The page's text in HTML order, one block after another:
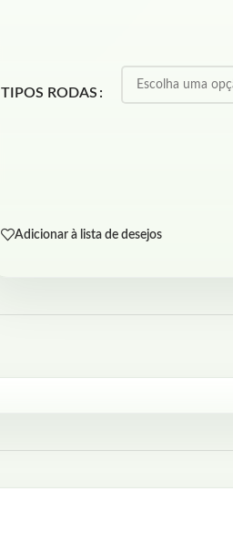
TIPOS RODAS
Adicionar à lista de desejos